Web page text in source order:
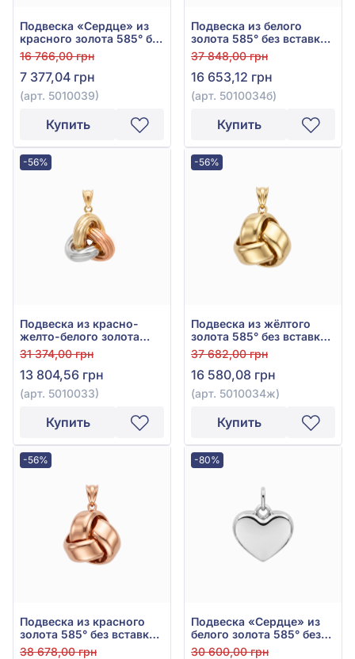
Подвеска «Сердце» из
красного золота 585° без
вставки, арт. 5010039
16 766,00 грн
7 377,04 грн
(арт. 5010039)
Купить
Подвеска из белого
золота 585° без вставки,
арт. 5010034б
37 848,00 грн
16 653,12 грн
(арт. 5010034б)
Купить
-56%
Подвеска из красно-
желто-белого золота
585° без вставки, арт.
5010033
31 374,00 грн
13 804,56 грн
(арт. 5010033)
Купить
-56%
Подвеска из жёлтого
золота 585° без вставки,
арт. 5010034ж
37 682,00 грн
16 580,08 грн
(арт. 5010034ж)
Купить
-56%
Подвеска из красного
золота 585° без вставки,
арт. 5010034
38 678,00 грн
-80%
Подвеска «Сердце» из
белого золота 585° без
вставки, арт. 5010027б
30 600,00 грн